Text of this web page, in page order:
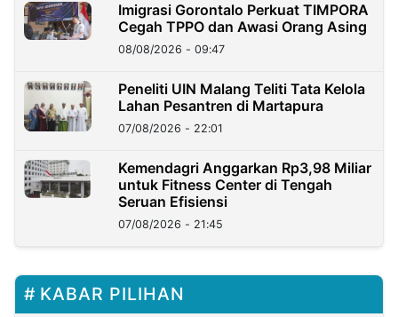
Imigrasi Gorontalo Perkuat TIMPORA
Cegah TPPO dan Awasi Orang Asing
08/08/2026 - 09:47
Peneliti UIN Malang Teliti Tata Kelola
Lahan Pesantren di Martapura
07/08/2026 - 22:01
Kemendagri Anggarkan Rp3,98 Miliar
untuk Fitness Center di Tengah
Seruan Efisiensi
07/08/2026 - 21:45
KABAR PILIHAN